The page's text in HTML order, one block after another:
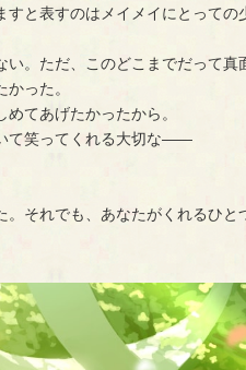
と表すのはメイメイにとっての
。ただ、このどこまでだって真
った。
てあげたかったから。
て笑ってくれる大切な――
それでも、あなたがくれるひと